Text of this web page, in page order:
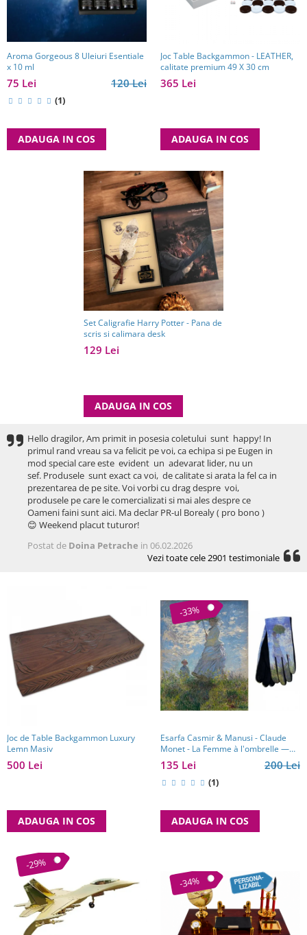
Aroma Gorgeous 8 Uleiuri Esentiale
x 10 ml
120 Lei
75 Lei
(1)
ADAUGA IN COS
Joc Table Backgammon - LEATHER,
calitate premium 49 X 30 cm
365 Lei
ADAUGA IN COS
Set Caligrafie Harry Potter - Pana de
scris si calimara desk
129 Lei
ADAUGA IN COS
Hello dragilor, Am primit in posesia coletului sunt happy! In
primul rand vreau sa va felicit pe voi, ca echipa si pe Eugen in
mod special care este evident un adevarat lider, nu un
sef. Produsele sunt exact ca voi, de calitate si arata la fel ca in
prezentarea de pe site. Voi vorbi cu drag despre voi,
produsele pe care le comercializati si mai ales despre ce
Oameni faini sunt aici. Ma declar PR-ul Borealy ( pro bono )
😊 Weekend placut tuturor!
Postat de Doina Petrache in 06.02.2026
Vezi toate cele 2901 testimoniale
Joc de Table Backgammon Luxury
Lemn Masiv
500 Lei
ADAUGA IN COS
-33%
Esarfa Casmir & Manusi - Claude
Monet - La Femme à l'ombrelle —
Madame Monet et son fils
200 Lei
135 Lei
(1)
ADAUGA IN COS
-29%
-34%